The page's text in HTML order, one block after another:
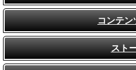
コンテン
スト